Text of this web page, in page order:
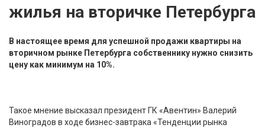
жилья на вторичке Петербурга
В настоящее время для успешной продажи квартиры на
вторичном рынке Петербурга собственнику нужно снизить
цену как минимум на 10%.
Такое мнение высказал президент ГК «Авентин» Валерий
Виноградов в ходе бизнес-завтрака «Тенденции рынка